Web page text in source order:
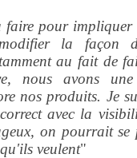
faire pour
la façon
au fait de
nous avons
nos produits. Je
avec la
on pourrait
veulent"